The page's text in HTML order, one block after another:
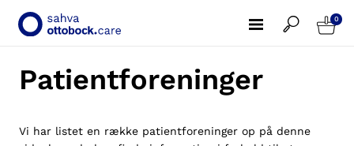
0
Patientforeninger
Vi har listet en række patientforeninger op på denne